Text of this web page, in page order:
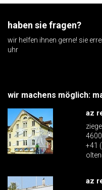
haben sie fragen?
wir helfen ihnen gerne! sie
uhr
wir machens möglich:
az
+41
az